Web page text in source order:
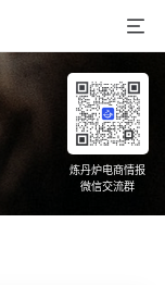
炼丹炉电商情报
微信交流群